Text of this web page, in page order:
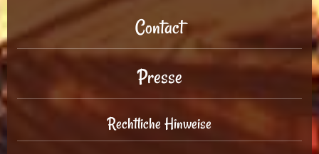
Contact
Presse
Rechtliche Hinweise